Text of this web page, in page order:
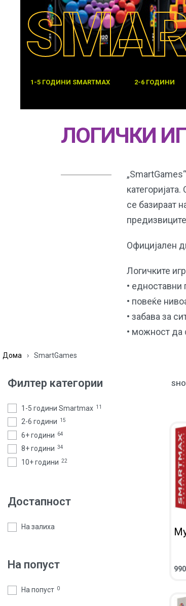
1-5 ГОДИНИ SMARTMAX 2-6 ГОДИНИ
ЛОГИЧКИ
се базираат
Официјален
Логичките
• едноставни
• повеќе
• забава за
• можност да
Дома › SmartGames
Филтер категории
1-5 години Smartmax 11
2-6 години 15
6+ години 64
8+ години 34
10+ години 22
Достапност
На залиха
На попуст
На попуст 0
990